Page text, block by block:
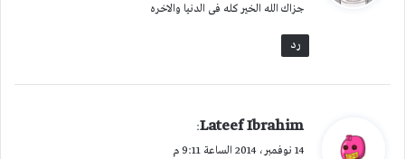
ل
جزاك الله الخير كله فى الدنيا والاخره
رد
ي
Lateef Ibrahim
:
14 نوفمبر، 2014 الساعة 9:11 م